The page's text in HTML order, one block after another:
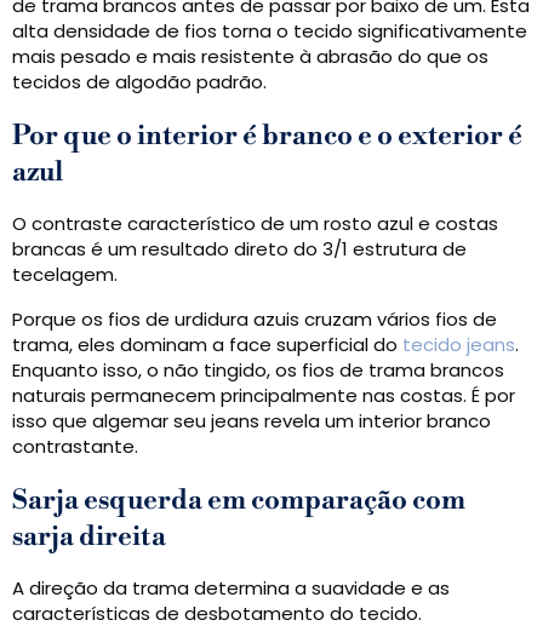
de trama brancos antes de passar por baixo de um. Esta
alta densidade de fios torna o tecido significativamente
mais pesado e mais resistente à abrasão do que os
tecidos de algodão padrão.
Por que o interior é branco e o exterior é
azul
O contraste característico de um rosto azul e costas
brancas é um resultado direto do 3/1 estrutura de
tecelagem.
Porque os fios de urdidura azuis cruzam vários fios de
trama, eles dominam a face superficial do tecido jeans.
Enquanto isso, o não tingido, os fios de trama brancos
naturais permanecem principalmente nas costas. É por
isso que algemar seu jeans revela um interior branco
contrastante.
Sarja esquerda em comparação com
sarja direita
A direção da trama determina a suavidade e as
características de desbotamento do tecido.